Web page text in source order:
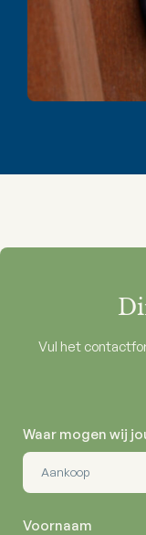
Vul het
Waar mogen wij
Voornaam